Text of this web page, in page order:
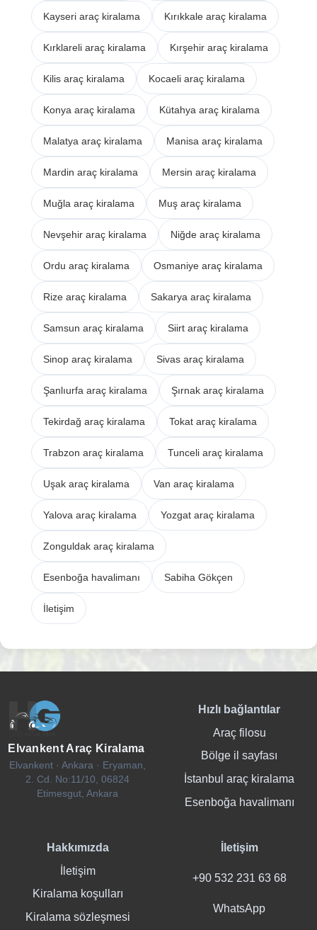
Kayseri araç kiralama Kırıkkale araç kiralama
Kırklareli araç kiralama Kırşehir araç kiralama
Kilis araç kiralama Kocaeli araç kiralama
Konya araç kiralama Kütahya araç kiralama
Malatya araç kiralama Manisa araç kiralama
Mardin araç kiralama Mersin araç kiralama
Muğla araç kiralama Muş araç kiralama
Nevşehir araç kiralama Niğde araç kiralama
Ordu araç kiralama Osmaniye araç kiralama
Rize araç kiralama Sakarya araç kiralama
Samsun araç kiralama Siirt araç kiralama
Sinop araç kiralama Sivas araç kiralama
Şanlıurfa araç kiralama Şırnak araç kiralama
Tekirdağ araç kiralama Tokat araç kiralama
Trabzon araç kiralama Tunceli araç kiralama
Uşak araç kiralama Van araç kiralama
Yalova araç kiralama Yozgat araç kiralama
Zonguldak araç kiralama
Esenboğa havalimanı Sabiha Gökçen
İletişim
Elvankent Araç Kiralama
Elvankent · Ankara · Eryaman,
2. Cd. No:11/10, 06824
Etimesgut, Ankara
Hızlı bağlantılar
Araç filosu
Bölge il sayfası
İstanbul araç kiralama
Esenboğa havalimanı
Hakkımızda
İletişim
Kiralama koşulları
Kiralama sözleşmesi
İletişim
+90 532 231 63 68
WhatsApp